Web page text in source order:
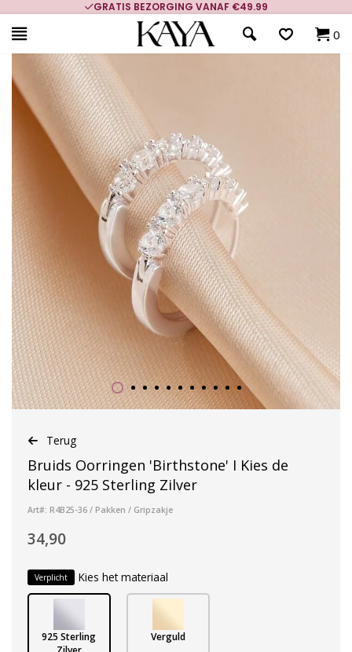
GRATIS BEZORGING VANAF €49.99
0
Terug
Bruids Oorringen 'Birthstone' I Kies de
kleur - 925 Sterling Zilver
Art#: R4B25-36 / Pakken / Gripzakje
34,90
Verplicht Kies het materiaal
925 Sterling
Verguld